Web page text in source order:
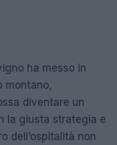
ha messo in
montano,
diventare un
la giusta strategia e
dell’ospitalità non